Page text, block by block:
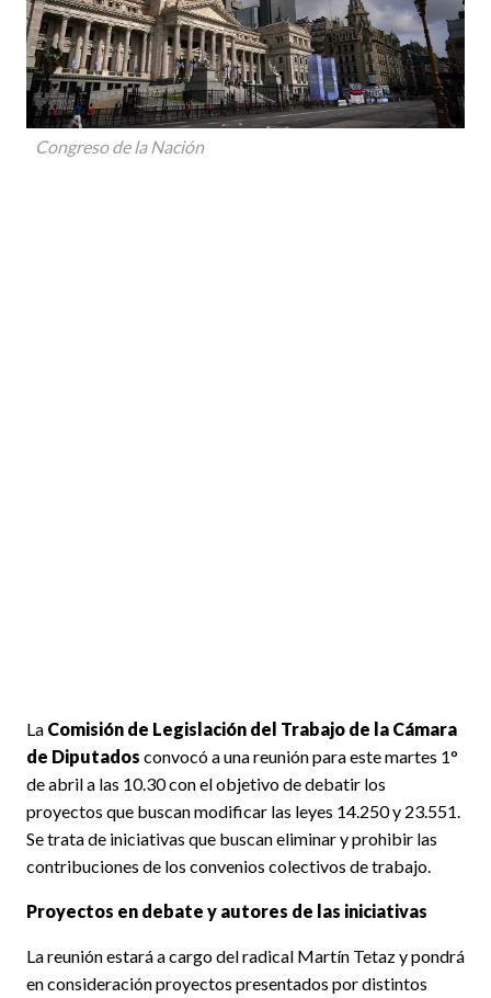
Congreso de la Nación
La Comisión de Legislación del Trabajo de la Cámara
de Diputados convocó a una reunión para este martes 1°
de abril a las 10.30 con el objetivo de debatir los
proyectos que buscan modificar las leyes 14.250 y 23.551.
Se trata de iniciativas que buscan eliminar y prohibir las
contribuciones de los convenios colectivos de trabajo.
Proyectos en debate y autores de las iniciativas
La reunión estará a cargo del radical Martín Tetaz y pondrá
en consideración proyectos presentados por distintos